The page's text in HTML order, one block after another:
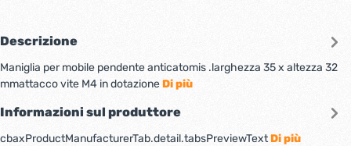
Descrizione
Maniglia per mobile pendente anticatomis .larghezza 35 x altezza 32
mmattacco vite M4 in dotazioneDi più
Informazioni sul produttore
cbaxProductManufacturerTab.detail.tabsPreviewTextDi più